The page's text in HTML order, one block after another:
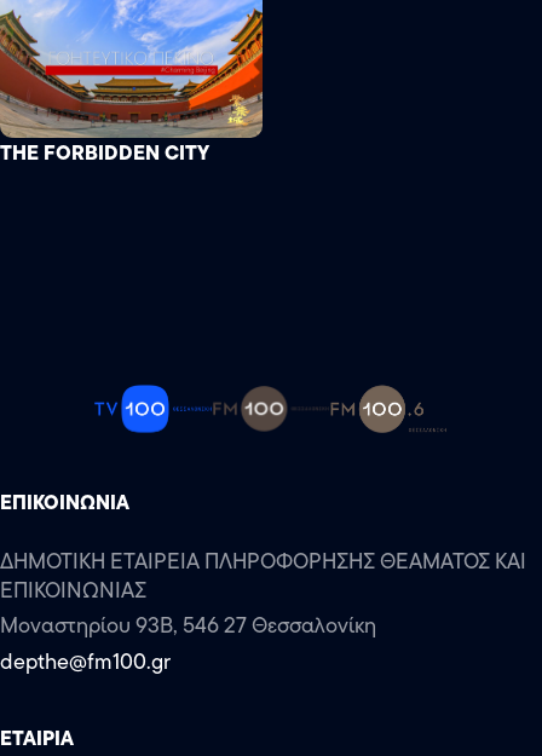
THE FORBIDDEN CITY
ΕΠΙΚΟΙΝΩΝΙΑ
ΔΗΜΟΤΙΚΗ ΕΤΑΙΡΕΙΑ ΠΛΗΡΟΦΟΡΗΣΗΣ ΘΕΑΜΑΤΟΣ ΚΑΙ
ΕΠΙΚΟΙΝΩΝΙΑΣ
Μοναστηρίου 93Β, 546 27 Θεσσαλονίκη
depthe@fm100.gr
ΕΤΑΙΡΙΑ